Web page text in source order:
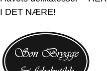
I DET NÆRE!